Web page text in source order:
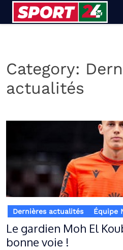
Category:
actualités
Dernières actualités Équipe
Le gardien Moh El
bonne voie !